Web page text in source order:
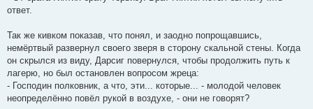
ответ.
Так же кивком показав, что понял, и заодно попрощавшись,
немёртвый развернул своего зверя в сторону скальной стены. Когда
он скрылся из виду, Дарсиг повернулся, чтобы продолжить путь к
лагерю, но был остановлен вопросом жреца:
- Господин полковник, а что, эти... которые... - молодой человек
неопределённо повёл рукой в воздухе, - они не говорят?